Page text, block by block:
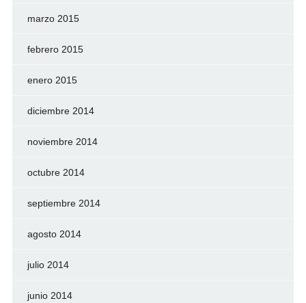
marzo 2015
febrero 2015
enero 2015
diciembre 2014
noviembre 2014
octubre 2014
septiembre 2014
agosto 2014
julio 2014
junio 2014